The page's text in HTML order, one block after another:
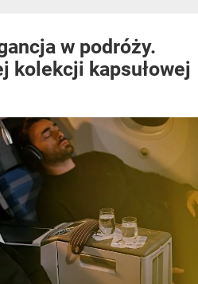
w podróży.
kolekcji kapsułowej